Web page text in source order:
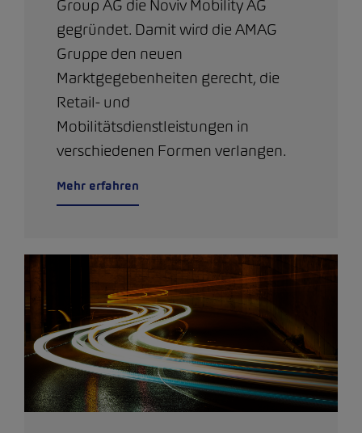
Group AG die Noviv Mobility AG
gegründet. Damit wird die AMAG
Gruppe den neuen
Marktgegebenheiten gerecht, die
Retail- und
Mobilitätsdienstleistungen in
verschiedenen Formen verlangen.
Mehr erfahren